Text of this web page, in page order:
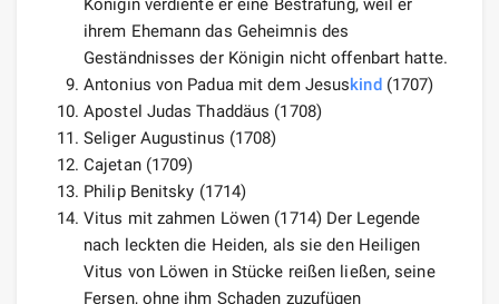
Königin verdiente er eine Bestrafung, weil er
ihrem Ehemann das Geheimnis des
Geständnisses der Königin nicht offenbart hatte.
Antonius von Padua mit dem Jesuskind(1707)
Apostel Judas Thaddäus (1708)
Seliger Augustinus (1708)
Cajetan (1709)
Philip Benitsky (1714)
Vitus mit zahmen Löwen (1714) Der Legende
nach leckten die Heiden, als sie den Heiligen
Vitus von Löwen in Stücke reißen ließen, seine
Fersen, ohne ihm Schaden zuzufügen